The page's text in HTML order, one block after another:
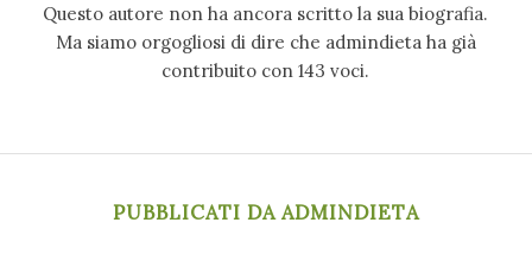
Questo autore non ha ancora scritto la sua biografia.
Ma siamo orgogliosi di dire che admindieta ha già
contribuito con 143 voci.
PUBBLICATI DA ADMINDIETA